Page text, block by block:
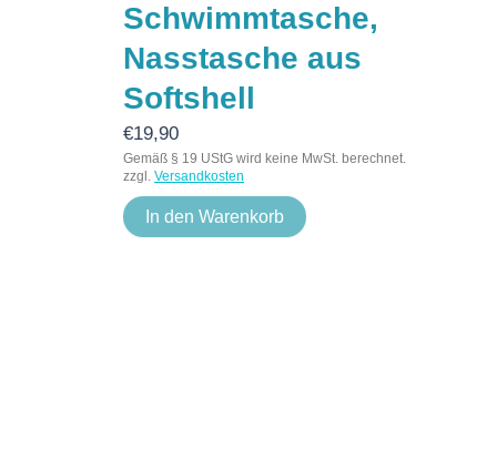
Schwimmtasche,
Nasstasche aus
Softshell
€19,90
Gemäß § 19 UStG wird keine MwSt. berechnet.
zzgl. Versandkosten
In den Warenkorb